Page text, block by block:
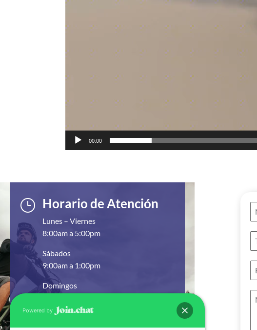
00:00
} Horario de Atención
Lunes – Viernes
8:00am a 5:00pm
Sábados
9:00am a 1:00pm
Domingos
Powered by